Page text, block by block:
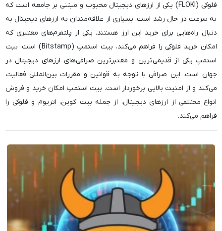
فلوکی (FLOKI) یکی از ارزهای دیجیتال محبوب و مبتنی بر جامعه است که
به سرعت در حال رشد است. بسیاری از علاقه‌مندان به ارزهای دیجیتال به
دنبال راه‌هایی برای خرید این ارز هستند. یکی از پلتفرم‌های معتبری که
امکان خرید فلوکی را فراهم می‌کند، بیت استمپ (Bitstamp) است. بیت
استمپ یکی از قدیمی‌ترین و معتبرترین صرافی‌های ارزهای دیجیتال در
جهان است. این صرافی با توجه به قوانین و مقررات بین‌المللی فعالیت
می‌کند و از امنیت بالایی برخوردار است. بیت استمپ امکان خرید و فروش
انواع مختلفی از ارزهای دیجیتال، از جمله بیت کوین، اتریوم و فلوکی را
فراهم می‌کند.